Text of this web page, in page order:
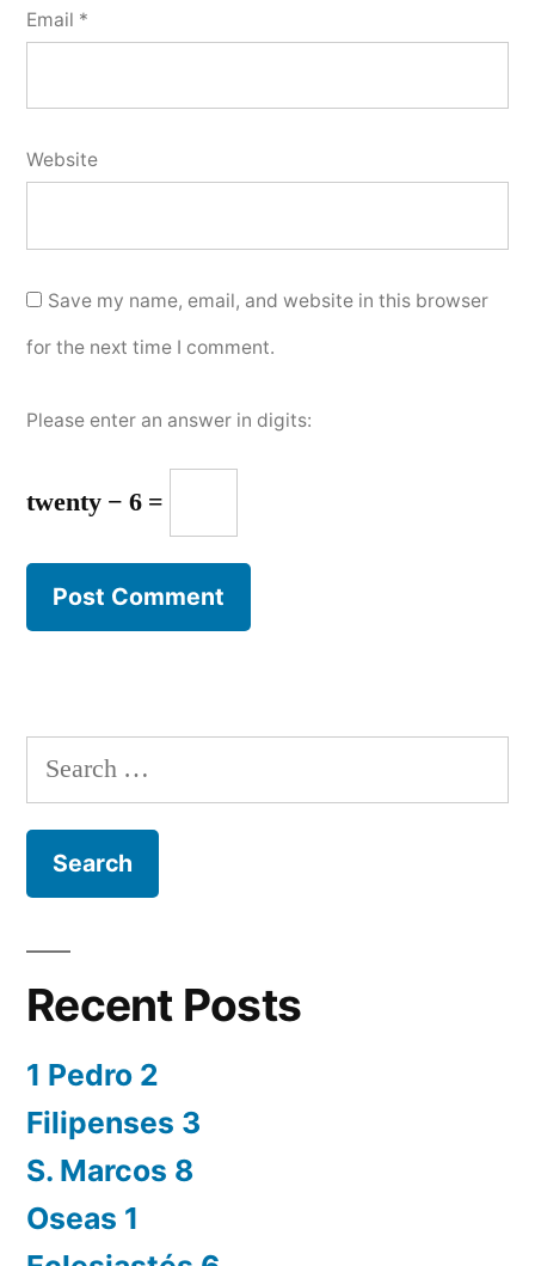
Email *
Website
Save my name, email, and website in this browser
for the next time I comment.
Please enter an answer in digits:
twenty − 6 =
Search
for:
Recent Posts
1 Pedro 2
Filipenses 3
S. Marcos 8
Oseas 1